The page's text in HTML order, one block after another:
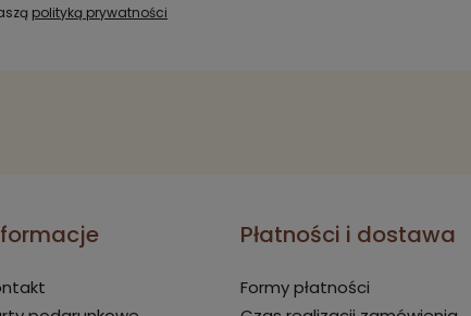
polityką prywatności
Płatności i dostawa
Formy płatności